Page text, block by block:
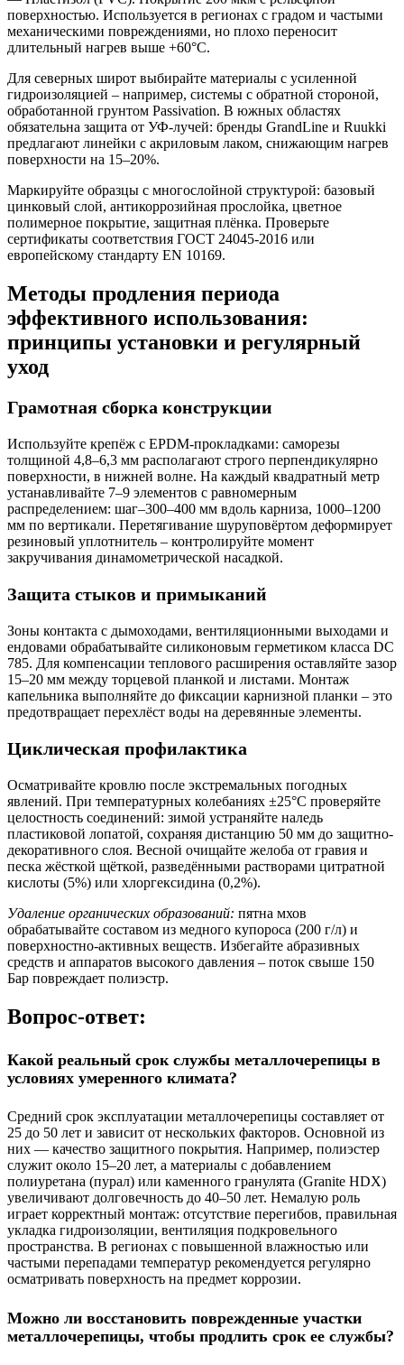
поверхностью. Используется в регионах с градом и частыми
механическими повреждениями, но плохо переносит
длительный нагрев выше +60°C.
Для северных широт выбирайте материалы с усиленной
гидроизоляцией – например, системы с обратной стороной,
обработанной грунтом Passivation. В южных областях
обязательна защита от УФ-лучей: бренды GrandLine и Ruukki
предлагают линейки с акриловым лаком, снижающим нагрев
поверхности на 15–20%.
Маркируйте образцы с многослойной структурой: базовый
цинковый слой, антикоррозийная прослойка, цветное
полимерное покрытие, защитная плёнка. Проверьте
сертификаты соответствия ГОСТ 24045-2016 или
европейскому стандарту EN 10169.
Методы продления периода
эффективного использования:
принципы установки и регулярный
уход
Грамотная сборка конструкции
Используйте крепёж с EPDM-прокладками: саморезы
толщиной 4,8–6,3 мм располагают строго перпендикулярно
поверхности, в нижней волне. На каждый квадратный метр
устанавливайте 7–9 элементов с равномерным
распределением: шаг–300–400 мм вдоль карниза, 1000–1200
мм по вертикали. Перетягивание шуруповёртом деформирует
резиновый уплотнитель – контролируйте момент
закручивания динамометрической насадкой.
Защита стыков и примыканий
Зоны контакта с дымоходами, вентиляционными выходами и
ендовами обрабатывайте силиконовым герметиком класса DC
785. Для компенсации теплового расширения оставляйте зазор
15–20 мм между торцевой планкой и листами. Монтаж
капельника выполняйте до фиксации карнизной планки – это
предотвращает перехлёст воды на деревянные элементы.
Циклическая профилактика
Осматривайте кровлю после экстремальных погодных
явлений. При температурных колебаниях ±25°C проверяйте
целостность соединений: зимой устраняйте наледь
пластиковой лопатой, сохраняя дистанцию 50 мм до защитно-
декоративного слоя. Весной очищайте желоба от гравия и
песка жёсткой щёткой, разведёнными растворами цитратной
кислоты (5%) или хлоргексидина (0,2%).
Удаление органических образований: пятна мхов
обрабатывайте составом из медного купороса (200 г/л) и
поверхностно-активных веществ. Избегайте абразивных
средств и аппаратов высокого давления – поток свыше 150
Бар повреждает полиэстр.
Вопрос-ответ:
Какой реальный срок службы металлочерепицы в
условиях умеренного климата?
Средний срок эксплуатации металлочерепицы составляет от
25 до 50 лет и зависит от нескольких факторов. Основной из
них — качество защитного покрытия. Например, полиэстер
служит около 15–20 лет, а материалы с добавлением
полиуретана (пурал) или каменного гранулята (Granite HDX)
увеличивают долговечность до 40–50 лет. Немалую роль
играет корректный монтаж: отсутствие перегибов, правильная
укладка гидроизоляции, вентиляция подкровельного
пространства. В регионах с повышенной влажностью или
частыми перепадами температур рекомендуется регулярно
осматривать поверхность на предмет коррозии.
Можно ли восстановить поврежденные участки
металлочерепицы, чтобы продлить срок ее службы?